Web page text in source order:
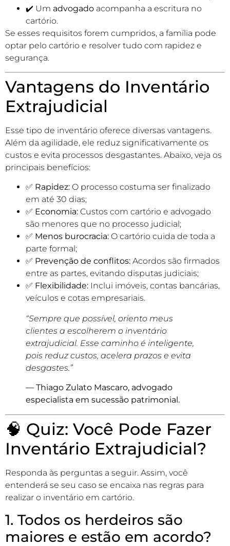
✔️ Um advogado acompanha a escritura no
cartório.
Se esses requisitos forem cumpridos, a família pode
optar pelo cartório e resolver tudo com rapidez e
segurança.
Vantagens do Inventário
Extrajudicial
Esse tipo de inventário oferece diversas vantagens.
Além da agilidade, ele reduz significativamente os
custos e evita processos desgastantes. Abaixo, veja os
principais benefícios:
✅ Rapidez: O processo costuma ser finalizado
em até 30 dias;
✅ Economia: Custos com cartório e advogado
são menores que no processo judicial;
✅ Menos burocracia: O cartório cuida de toda a
parte formal;
✅ Prevenção de conflitos: Acordos são firmados
entre as partes, evitando disputas judiciais;
✅ Flexibilidade: Inclui imóveis, contas bancárias,
veículos e cotas empresariais.
“Sempre que possível, oriento meus
clientes a escolherem o inventário
extrajudicial. Esse caminho é inteligente,
pois reduz custos, acelera prazos e evita
desgastes.”
— Thiago Zulato Mascaro, advogado
especialista em sucessão patrimonial.
🧠 Quiz: Você Pode Fazer
Inventário Extrajudicial?
Responda às perguntas a seguir. Assim, você
entenderá se seu caso se encaixa nas regras para
realizar o inventário em cartório.
1. Todos os herdeiros são
maiores e estão em acordo?